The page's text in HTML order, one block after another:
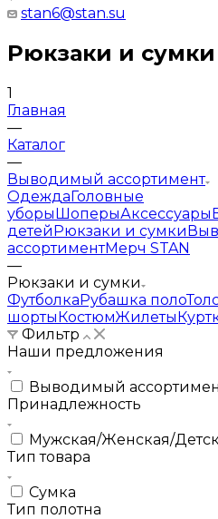
stan6@stan.su
Рюкзаки и сумки
1
Главная
—
Каталог
—
Выводимый ассортимент
ОдеждаГоловные
уборыШоперыАксессуары
детейРюкзаки и сумки
ассортиментМерч STAN
—
Рюкзаки и сумки
ФутболкаРубашка поло
шортыКостюмЖилеты
Фильтр
Наши предложения
Выводимый
Принадлежность
Мужская/Женская/
Тип товара
Сумка
Тип полотна